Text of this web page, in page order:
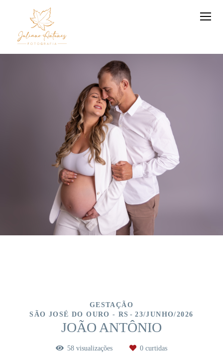
GESTAÇÃO
SÃO JOSÉ DO OURO - RS
23/JUNHO/2026
JOÃO ANTÔNIO
58 visualizações 0 curtidas